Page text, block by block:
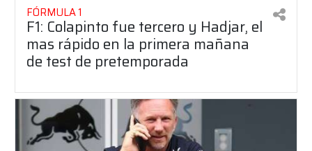
FÓRMULA 1
F1: Colapinto fue tercero y Hadjar, el
mas rápido en la primera mañana
de test de pretemporada